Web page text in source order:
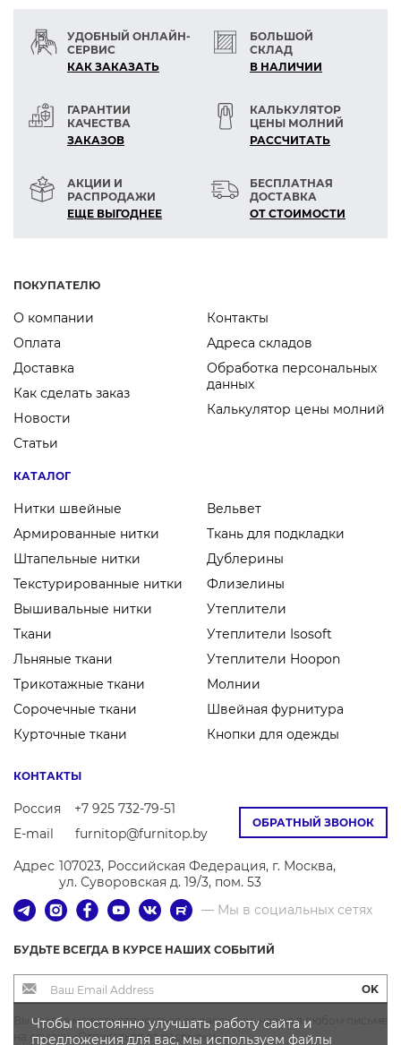
УДОБНЫЙ ОНЛАЙН-
СЕРВИС
КАК ЗАКАЗАТЬ
БОЛЬШОЙ
СКЛАД
В НАЛИЧИИ
ГАРАНТИИ
КАЧЕСТВА
ЗАКАЗОВ
КАЛЬКУЛЯТОР
ЦЕНЫ МОЛНИЙ
РАСCЧИТАТЬ
АКЦИИ И
РАСПРОДАЖИ
ЕЩЕ ВЫГОДНЕЕ
БЕСПЛАТНАЯ
ДОСТАВКА
ОТ СТОИМОСТИ
ПОКУПАТЕЛЮ
О компании
Оплата
Доставка
Как сделать заказ
Новости
Статьи
Контакты
Адреса складов
Обработка персональных
данных
Калькулятор цены молний
КАТАЛОГ
Нитки швейные
Армированные нитки
Штапельные нитки
Текстурированные нитки
Вышивальные нитки
Ткани
Льняные ткани
Трикотажные ткани
Сорочечные ткани
Курточные ткани
Вельвет
Ткань для подкладки
Дублерины
Флизелины
Утеплители
Утеплители Isosoft
Утеплители Hoopon
Молнии
Швейная фурнитура
Кнопки для одежды
ОБРАТНЫЙ ЗВОНОК
КОНТАКТЫ
Россия
+7 925 732-79-51
E-mail
furnitop@furnitop.by
Адрес 107023, Российская Федерация, г. Москва,
ул. Суворовская д. 19/3, пом. 53
— Мы в социальных сетях
БУДЬТЕ ВСЕГДА В КУРСЕ НАШИХ СОБЫТИЙ
OK
Вы всегда можете отписаться от рассылки, нажав в любом письме
на ссылку «Отписаться от рассылки»
Чтобы постоянно улучшать работу сайта и
предложения для вас, мы используем файлы